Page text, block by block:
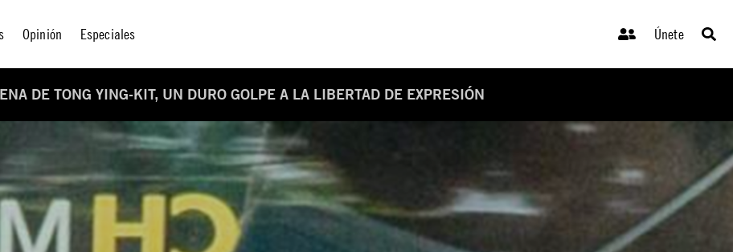
Opinión Especiales Únete
DE TONG YING-KIT, UN DURO GOLPE A LA LIBERTAD DE EXPRESIÓN